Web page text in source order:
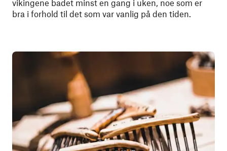
vikingene badet minst en gang i uken, noe som er
bra i forhold til det som var vanlig på den tiden.